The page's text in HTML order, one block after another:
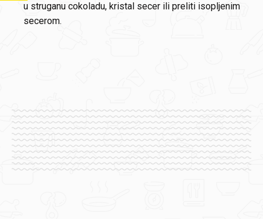
u struganu cokoladu, kristal secer ili preliti isopljenim
secerom.